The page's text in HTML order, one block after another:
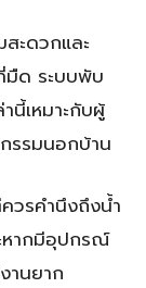
ะดวกและ
มืด ระบบพับ
นี้เหมาะกับผู้
รรมนอกบ้าน
วรคำนึงถึงน้ำ
หากมีอุปกรณ์
านยาก